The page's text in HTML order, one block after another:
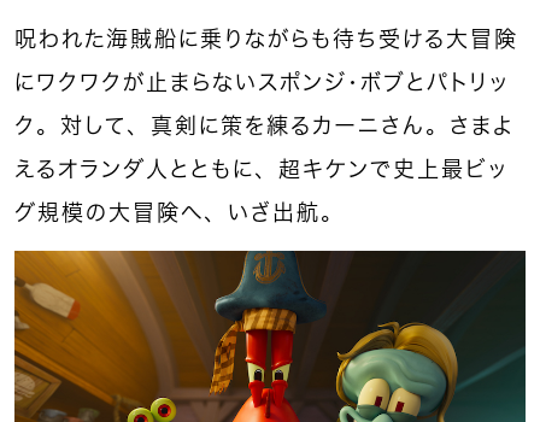
呪われた海賊船に乗りながらも待ち受ける大冒険
にワクワクが止まらないスポンジ・ボブとパトリッ
ク。対して、真剣に策を練るカーニさん。さまよ
えるオランダ人とともに、超キケンで史上最ビッ
グ規模の大冒険へ、いざ出航。